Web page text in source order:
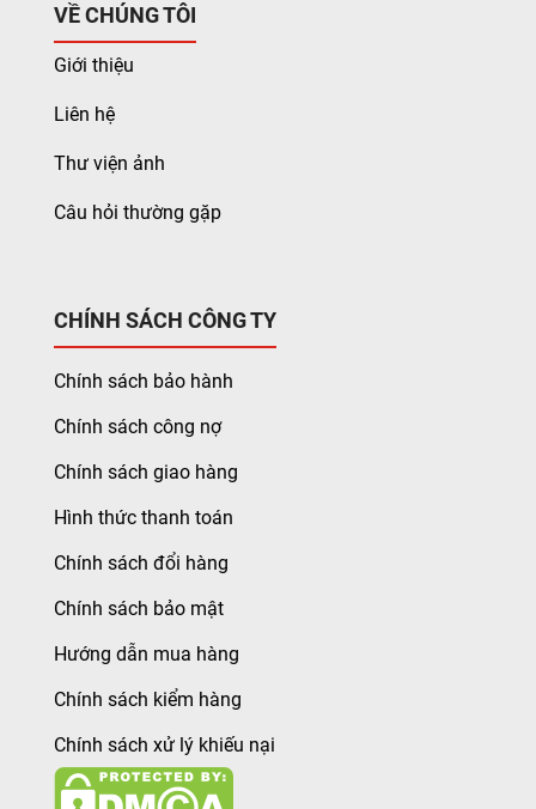
VỀ CHÚNG TÔI
Giới thiệu
Liên hệ
Thư viện ảnh
Câu hỏi thường gặp
CHÍNH SÁCH CÔNG TY
Chính sách bảo hành
Chính sách công nợ
Chính sách giao hàng
Hình thức thanh toán
Chính sách đổi hàng
Chính sách bảo mật
Hướng dẫn mua hàng
Chính sách kiểm hàng
Chính sách xử lý khiếu nại